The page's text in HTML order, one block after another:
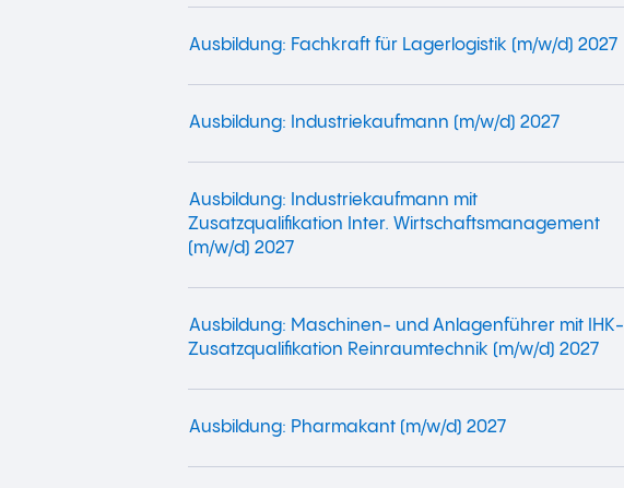
Ausbildung: Fachkraft für Lagerlogistik (m/w/d) 2027
Ausbildung: Industriekaufmann (m/w/d) 2027
Ausbildung: Industriekaufmann mit
Zusatzqualifikation Inter. Wirtschaftsmanagement
(m/w/d) 2027
Ausbildung: Maschinen- und Anlagenführer mit IHK-
Zusatzqualifikation Reinraumtechnik (m/w/d) 2027
Ausbildung: Pharmakant (m/w/d) 2027